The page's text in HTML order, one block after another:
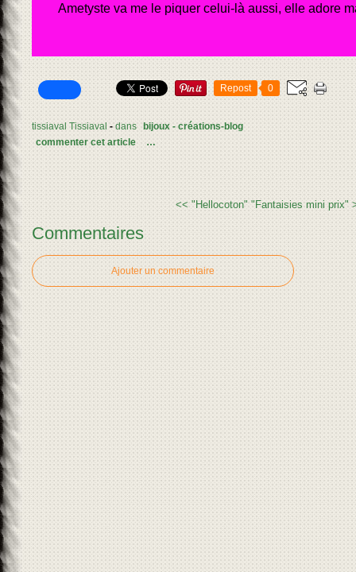
Ametyste va me le piquer celui-là aussi, elle adore
Repost 0
tissiaval Tissiaval - dans bijoux - créations-blog
commenter cet article
…
<< "Hellocoton" "Fantaisies mini prix"
Commentaires
Ajouter un commentaire